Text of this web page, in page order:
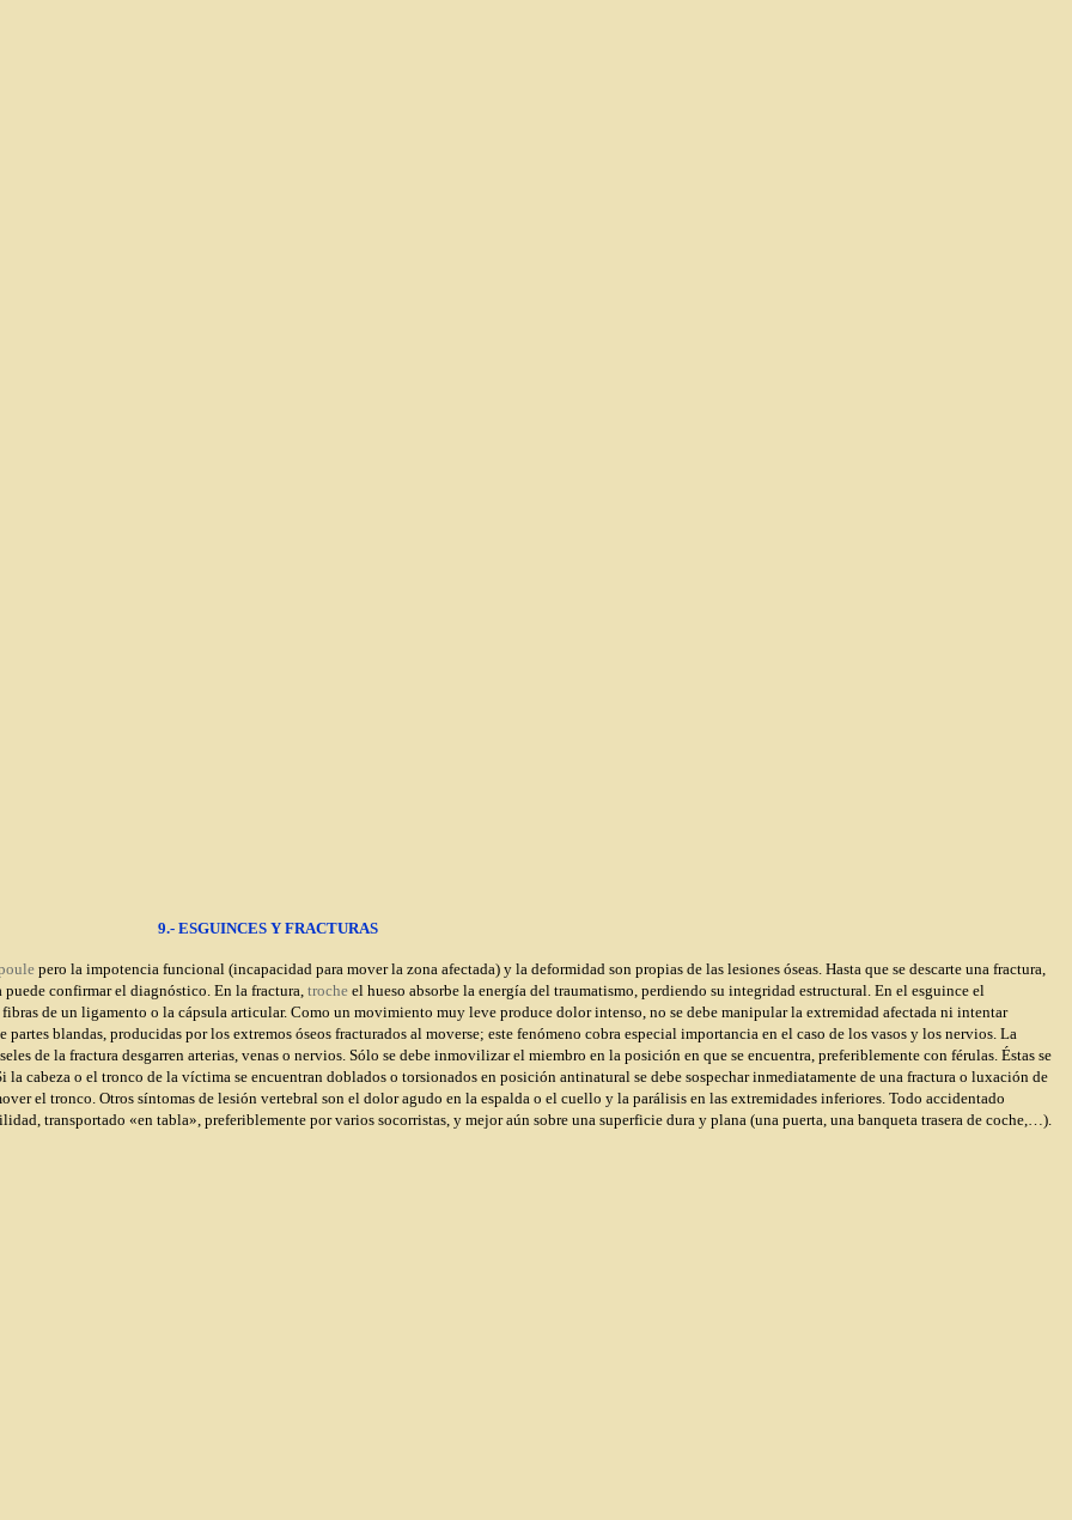
9.- ESGUINCES Y FRACTURAS
pero la impotencia funcional (incapacidad para mover la zona afectada) y la deformidad son propias de las lesiones óseas. Hasta que se descarte una fractura,
confirmar el diagnóstico. En la fractura, troche el hueso absorbe la energía del traumatismo, perdiendo su integridad estructural. En el esguince el
de un ligamento o la cápsula articular. Como un movimiento muy leve produce dolor intenso, no se debe manipular la extremidad afectada ni intentar
blandas, producidas por los extremos óseos fracturados al moverse; este fenómeno cobra especial importancia en el caso de los vasos y los nervios. La
de la fractura desgarren arterias, venas o nervios. Sólo se debe inmovilizar el miembro en la posición en que se encuentra, preferiblemente con férulas. Éstas se
cabeza o el tronco de la víctima se encuentran doblados o torsionados en posición antinatural se debe sospechar inmediatamente de una fractura o luxación de
el tronco. Otros síntomas de lesión vertebral son el dolor agudo en la espalda o el cuello y la parálisis en las extremidades inferiores. Todo accidentado
transportado «en tabla», preferiblemente por varios socorristas, y mejor aún sobre una superficie dura y plana (una puerta, una banqueta trasera de coche,…).